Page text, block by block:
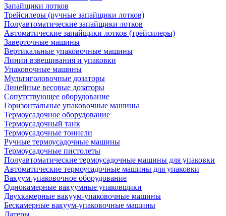
Запайщики лотков
Трейсилеры (ручные запайщики лотков)
Полуавтоматические запайщики лотков
Автоматические запайщики лотков (трейсилеры)
Заверточные машины
Вертикальные упаковочные машины
Линии взвешивания и упаковки
Упаковочные машины
Мультиголовочные дозаторы
Линейные весовые дозаторы
Сопутствующее оборудование
Горизонтальные упаковочные машины
Термоусадочное оборудование
Термоусадочный танк
Термоусадочные тоннели
Ручные термоусадочные машины
Термоусадочные пистолеты
Полуавтоматические термоусадочные машины для упаковки
Автоматические термоусадочные машины для упаковки
Вакуум-упаковочное оборудование
Однокамерные вакуумные упаковщики
Двухкамерные вакуум-упаковочные машины
Бескамерные вакуум-упаковочные машины
Датеры